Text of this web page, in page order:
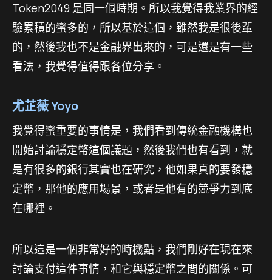
Token2049 是同一個時期。所以我覺得我業界的經
驗累積的蠻多的，所以基於這個，雖然我是很後輩
的，然後我也不是金融界出來的，可是還是有一些
看法，我覺得值得跟各位分享。
尤芷薇 Yoyo
我覺得蠻重要的事情是，我們看到傳統金融機構也
開始討論穩定幣這個議題，然後我們也有看到，就
是有很多的銀行其實也在研究，他如果真的要發穩
定幣，那他的應用場景，或者是他有的競爭力到底
在哪裡。
所以這是一個非常好的時機點，我們剛好在現在來
討論支付這件事情，和它與穩定幣之間的關係。可